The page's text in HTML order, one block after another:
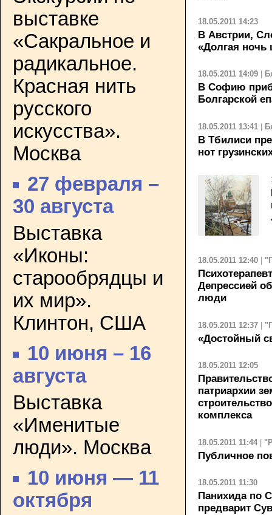
выставке
«Сакральное и
радикальное.
Красная нить
русского
искусства».
Москва
27 февраля –
30 августа
Выставка
«Иконы:
старообрядцы и
их мир».
Клинтон, США
10 июня – 16
августа
Выставка
«Именитые
люди». Москва
10 июня — 11
октября
18.05.2011 14:23
В Австрии,
«Долгая ночь
18.05.2011 14:09
В Софию
Болгарской
18.05.2011 13:41
В Тбилиси
нот
18.05.2011 12:40
Депрессией
люди
18.05.2011 12:37 |
«Достойный
18.05.2011 12:05
патриархии
комплекса
18.05.2011 11:44
Публичное
18.05.2011 11:30
Панихида по
предварит